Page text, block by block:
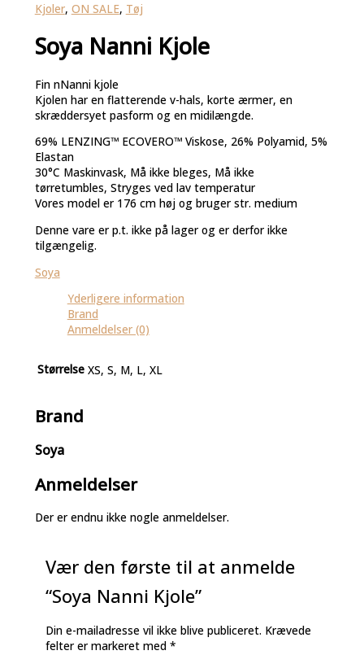
Kjoler, ON SALE, Tøj
Soya Nanni Kjole
Fin nNanni kjole
Kjolen har en flatterende v-hals, korte ærmer, en
skræddersyet pasform og en midilængde.
69% LENZING™ ECOVERO™ Viskose, 26% Polyamid, 5%
Elastan
30°C Maskinvask, Må ikke bleges, Må ikke
tørretumbles, Stryges ved lav temperatur
Vores model er 176 cm høj og bruger str. medium
Denne vare er p.t. ikke på lager og er derfor ikke
tilgængelig.
Soya
Yderligere information
Brand
Anmeldelser (0)
Størrelse XS, S, M, L, XL
Brand
Soya
Anmeldelser
Der er endnu ikke nogle anmeldelser.
Vær den første til at anmelde
“Soya Nanni Kjole”
Din e-mailadresse vil ikke blive publiceret. Krævede
felter er markeret med*